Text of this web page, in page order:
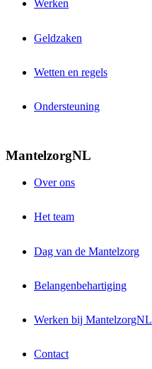
Werken
Geldzaken
Wetten en regels
Ondersteuning
MantelzorgNL
Over ons
Het team
Dag van de Mantelzorg
Belangenbehartiging
Werken bij MantelzorgNL
Contact